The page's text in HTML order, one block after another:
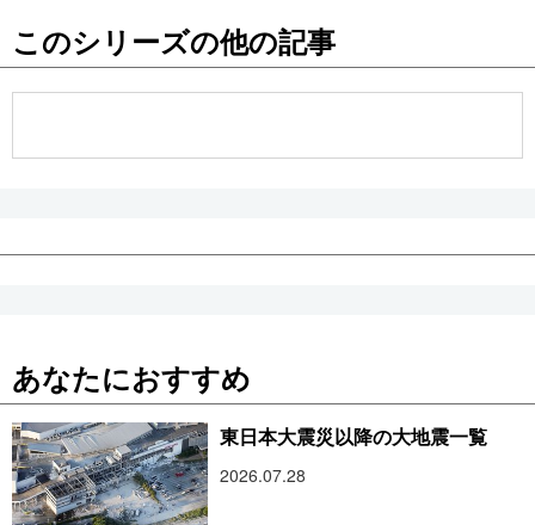
お知らせ
このシリーズの他の記事
あなたにおすすめ
東日本大震災以降の大地震一覧
2026.07.28